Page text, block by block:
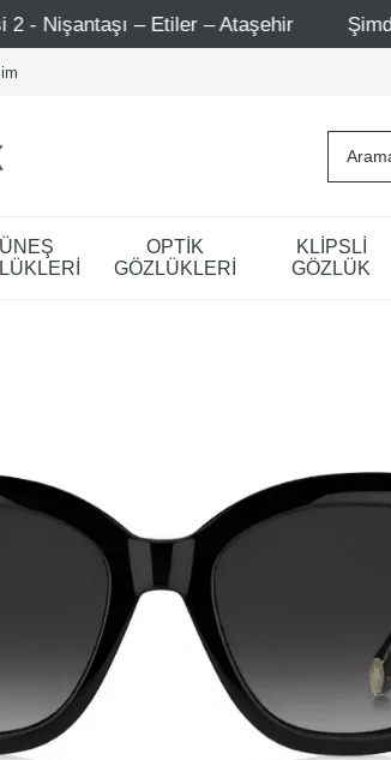
– Ataşehir Şimdi Üye ol ! 5000 TL
OPTİK
GÖZLÜKLERİ
KLİPSLİ
GÖZLÜK